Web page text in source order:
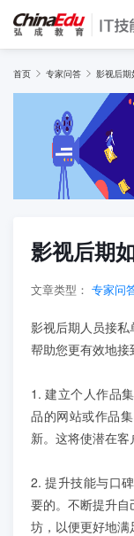
首页
IT培训班
在线网课
教学服务
师资团队
项目库
学员案例
教育创新产品
首页 专家问答 影视后期
影视后期
文章类型： 专家问
影视后期人员接私
帮助您更有效地接
1. 建立个人作品
品的网站或作品
新。这将使潜在客
2. 提升技能与口
要的。不断提升
坊，以便更好地